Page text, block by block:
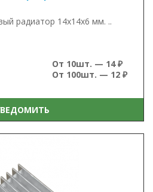
радиатор 14х14х6 мм. ..
От 10шт. — 14 ₽
От 100шт. — 12 ₽